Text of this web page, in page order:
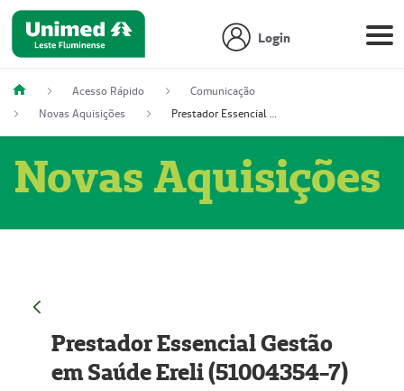
Login
Acesso Rápido
Comunicação
Novas Aquisições
Prestador Essencial Gestão em Saúde Ereli (51004354-7)
Novas Aquisições
Prestador Essencial Gestão
em Saúde Ereli (51004354-7)